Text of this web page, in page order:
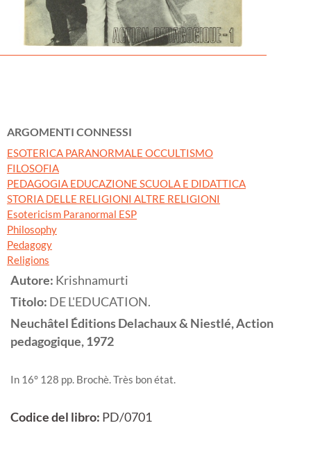
ARGOMENTI CONNESSI
ESOTERICA PARANORMALE OCCULTISMO
FILOSOFIA
PEDAGOGIA EDUCAZIONE SCUOLA E DIDATTICA
STORIA DELLE RELIGIONI ALTRE RELIGIONI
Esotericism Paranormal ESP
Philosophy
Pedagogy
Religions
Autore: Krishnamurti
Titolo: DE L'EDUCATION.
Neuchâtel Éditions Delachaux & Niestlé, Action
pedagogique,1972
In 16° 128 pp. Brochè. Très bon état.
Codice del libro: PD/0701